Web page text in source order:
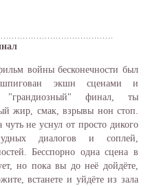
войны бесконечности был
экшн сценами и
финал, ты
жир, смак, взрывы нон стоп.
чуть не уснул от просто дикого
диалогов и соплей,
Бесспорно одна сцена в
но пока вы до неё дойдёте,
встанете и уйдёте из зала